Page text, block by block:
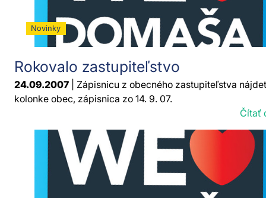
Novinky
Rokovalo zastupiteľstvo
24.09.2007 | Zápisnicu z obecného zastupiteľstva
kolonke obec, zápisnica zo 14. 9. 07.
Čítať